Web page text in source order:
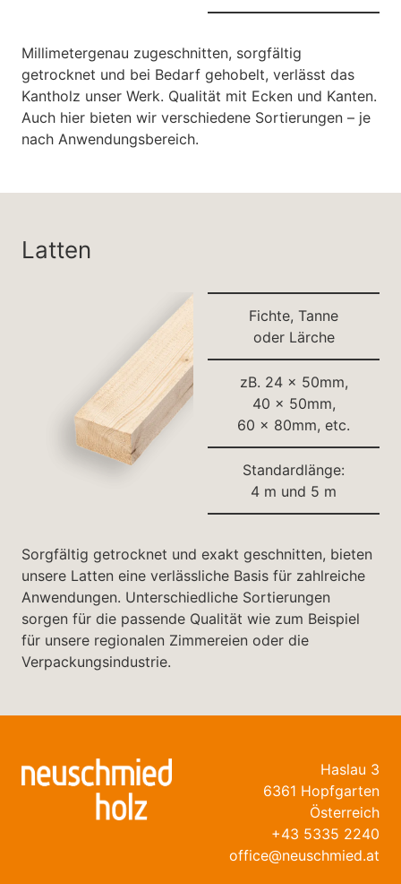
Millimetergenau zugeschnitten, sorgfältig
getrocknet und bei Bedarf gehobelt, verlässt das
Kantholz unser Werk. Qualität mit Ecken und Kanten.
Auch hier bieten wir verschiedene Sortierungen – je
nach Anwendungsbereich.
Latten
Fichte, Tanne
oder Lärche
zB. 24 x 50mm,
40 x 50mm,
60 x 80mm, etc.
Standardlänge:
4 m und 5 m
Sorgfältig getrocknet und exakt geschnitten, bieten
unsere Latten eine verlässliche Basis für zahlreiche
Anwendungen. Unterschiedliche Sortierungen
sorgen für die passende Qualität wie zum Beispiel
für unsere regionalen Zimmereien oder die
Verpackungsindustrie.
Haslau 3
6361 Hopfgarten
Österreich
+43 5335 2240
office@neuschmied.at